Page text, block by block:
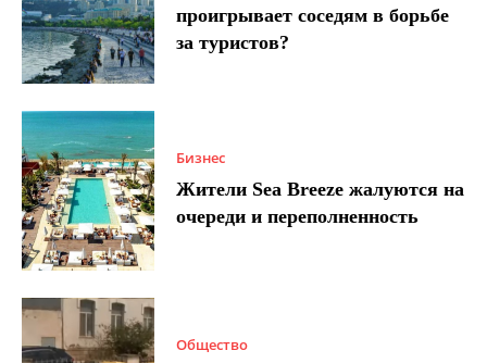
проигрывает соседям в борьбе
за туристов?
Бизнес
Жители Sea Breeze жалуются на
очереди и переполненность
Общество